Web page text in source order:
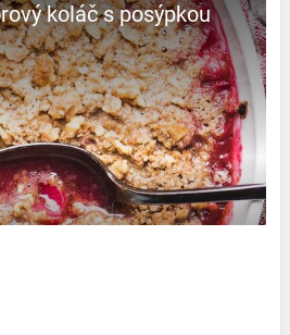
koláč s posýpkou